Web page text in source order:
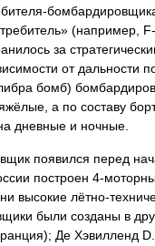
(например,
за
от дальности
бомб)
а по составу
дневные и ночные.
появился перед
построен 4-
высокие лётно-
были созданы в
Де Хэвилленд